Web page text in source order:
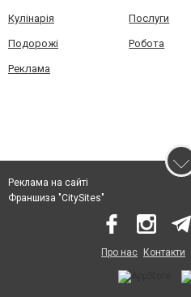
Кулінарія Послуги
Подорожі Робота
Реклама
Реклама на сайті
Франшиза "CitySites"
Про нас Контакти